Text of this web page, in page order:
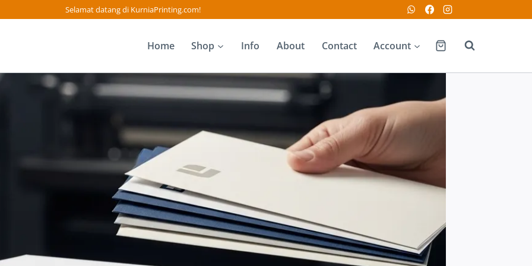
Selamat datang di KurniaPrinting.com!
Home Shop Info About Contact Account